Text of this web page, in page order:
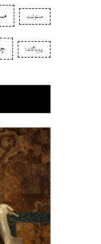
مسئولیت
پروپاگاندا